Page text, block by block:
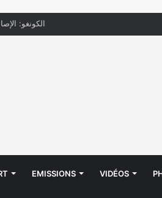
الكونغو:
EMISSIONS VIDÉOS